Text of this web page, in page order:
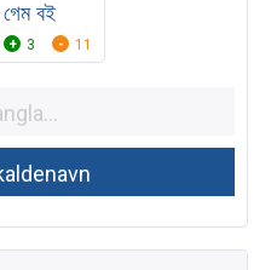
গেম বই
3 11